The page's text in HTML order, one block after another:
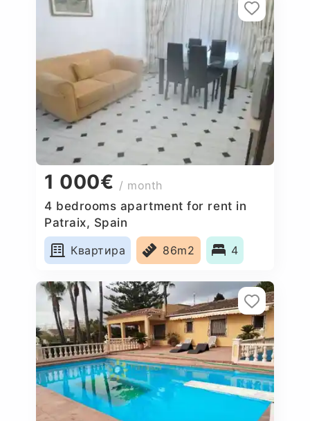
1 000€ / month
4 bedrooms apartment for rent in
Patraix, Spain
Квартира
86m2 4